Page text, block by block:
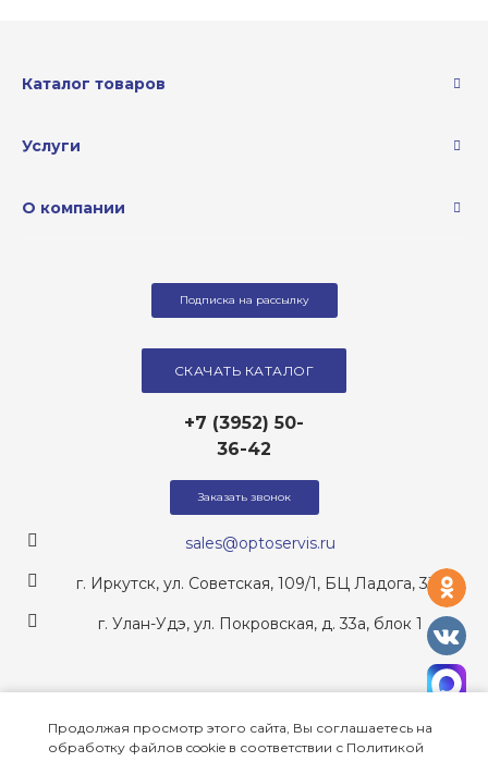
Каталог товаров
Услуги
О компании
sales@optoservis.ru
+7 (3952) 50-
36-42
г. Иркутск, ул. Советская, 109/1, БЦ Ладога, 317
Заказать звонок
г. Улан-Удэ, ул. Покровская, д. 33а, блок 1
Подписка на рассылку
СКАЧАТЬ КАТАЛОГ
одноклассники
vkontakte
MAX
Продолжая просмотр этого сайта, Вы соглашаетесь на
обработку файлов cookie в соответствии с Политикой